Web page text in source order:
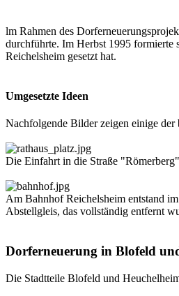
lm Rahmen des
durchführte. Im Herbst 1995 formierte
Reichelsheim gesetzt hat.
Umgesetzte Ideen
Nachfolgende Bilder zeigen einige der
Die Einfahrt in die Straße
Am Bahnhof Reichelsheim entstand
Abstellgleis, das vollständig entfernt
Dorferneuerung in Blofeld
Die Stadtteile Blofeld und